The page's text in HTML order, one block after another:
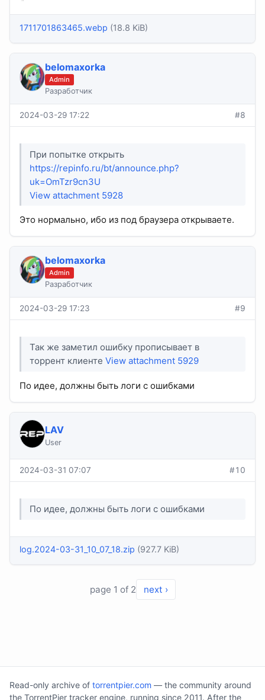
1711701863465.webp (18.8 KiB)
belomaxorka
Admin
Разработчик
2024-03-29 17:22 #8
При попытке открыть
https://repinfo.ru/bt/announce.php?
uk=OmTzr9cn3U
View attachment 5928
Это нормально, ибо из под браузера открываете.
belomaxorka
Admin
Разработчик
2024-03-29 17:23 #9
Так же заметил ошибку прописывает в
торрент клиентеView attachment 5929
По идее, должны быть логи с ошибками
LAV
User
2024-03-31 07:07 #10
По идее, должны быть логи с ошибками
log.2024-03-31_10_07_18.zip (927.7 KiB)
page 1 of 2 next ›
Read-only archive of torrentpier.com — the community around
the TorrentPier tracker engine, running since 2011. After the